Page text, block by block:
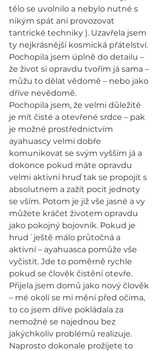
tělo se uvolnilo a nebylo nutné s
nikým spát ani provozovat
tantrické techniky ). Uzavřela jsem
ty nejkrásnější kosmická přátelství.
Pochopila jsem úplně do detailu –
že život si opravdu tvořím já sama –
můžu to dělat vědomě – nebo jako
dříve nevědomě.
Pochopila jsem, že velmi důležité
je mít čisté a otevřené srdce – pak
je možné prostřednictvím
ayahuascy velmi dobře
komunikovat se svým vyšším já a
dokonce pokud máte opravdu
velmi aktivní hruď tak se propojit s
absolutnem a zažít pocit jednoty
se vším. Potom je již vše jasné a vy
můžete kráčet životem opravdu
jako pokojný bojovník. Pokud je
hrud´ještě málo průtočná a
aktivní – ayahuasca pomůže vše
vyčistit. Jde to poměrně rychle
pokud se člověk čistění otevře.
Přijela jsem domů jako nový člověk
– mé okolí se mi mění před očima,
to co jsem dříve pokládala za
nemožné se najednou bez
jakýchkoliv problémů realizuje.
Naprosto dokonale prožijete to